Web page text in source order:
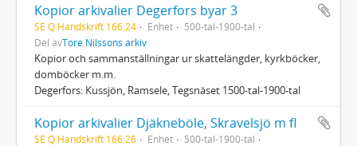
Kopior arkivalier Degerfors byar 3
SE Q Handskrift 166:24 Enhet
500-tal-1900-tal
Del avTore Nilssons arkiv
Kopior och sammanställningar ur skattelängder, kyrkböcker,
domböcker m.m.
Degerfors: Kussjön, Ramsele, Tegsnäset 1500-tal-1900-tal
Kopior arkivalier Djäkneböle, Skravelsjö m fl
SE Q Handskrift 166:26 Enhet
500-tal-1900-tal